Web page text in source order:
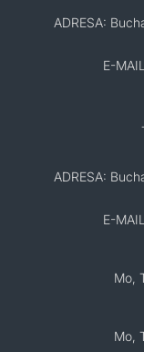
ADRESA:
E-
ADRESA:
E-
Mo,
Mo,